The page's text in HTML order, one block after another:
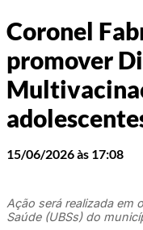
Coronel
promover
15/06/2026 às 17:08
Ação será realizada em
Saúde (UBSs) do